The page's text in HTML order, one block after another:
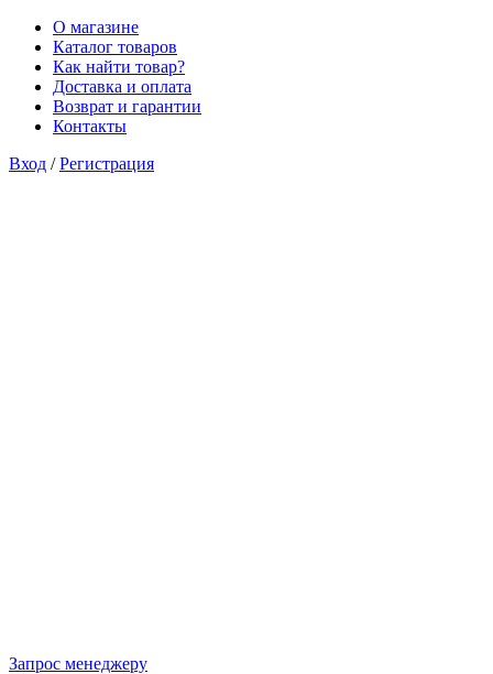
О магазине
Каталог товаров
Как найти товар?
Доставка и оплата
Возврат и гарантии
Контакты
Вход / Регистрация
Запрос менеджеру